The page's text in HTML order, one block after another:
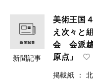
新聞記事
美術王国
え次々と
会 会派
原点」
掲載紙 ：